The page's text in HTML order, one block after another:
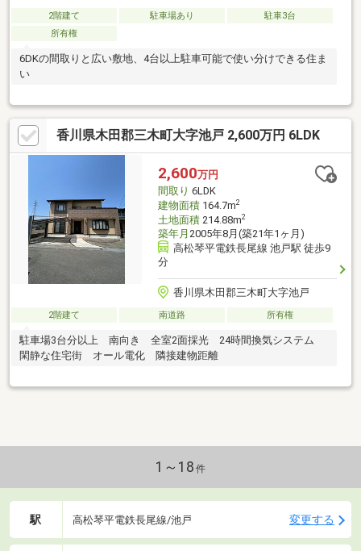
2階建て 駐車場あり
駐車3台
所有権
6DKの間取りと広い敷地、4台以上駐車可能で使い分けできる住ま
い
香川県木田郡三木町大字池戸 2,600万円 6LDK
2,600万円
間取り 6LDK
建物面積164.7m2
土地面積214.88m2
築年月 2005年8月(築21年1ヶ月)
高松琴平電鉄長尾線 池戸駅 徒歩9
分
香川県木田郡三木町大字池戸
2階建て 南道路 所有権
駐車場3台分以上 南向き 全室2面採光 24時間換気システム
閑静な住宅街 オール電化 隣接建物距離
1～18 件
駅 高松琴平電鉄長尾線/池戸 変更する